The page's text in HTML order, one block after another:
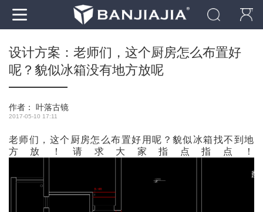
设计方案：老师们，这个厨房怎么布置好
呢？貌似冰箱没有地方放呢
作者： 叶落古镜
2017-05-10 17:11
老师们，这个厨房怎么布置好用呢？貌似冰箱找不到地
方放！请求大家指点指点！